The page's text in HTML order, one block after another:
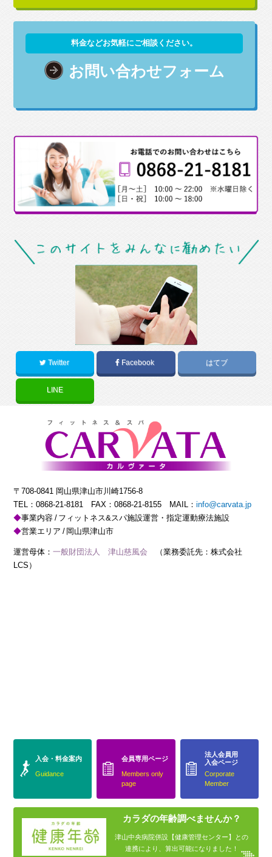
料金などお気軽にご相談ください。
お問い合わせフォーム
Twitter Facebook はてブ
LINE
〒708-0841 岡山県津山市川崎1756-8
TEL：0868-21-8181 FAX：0868-21-8155 MAIL：info@carvata.jp
事業内容
フィットネス&スパ施設運営・指定運動療法施設
営業エリア
岡山県津山市
運営母体：一般財団法人 津山慈風会
（業務委託先：株式会社
LCS）
入会・料金案内
Guidance
会員専用ページ
Members only
page
法人会員用
入会ページ
Corporate
Member
カラダの年齢調べませんか？
津山中央病院併設【健康管理センター】との
連携により、算出可能になりました！